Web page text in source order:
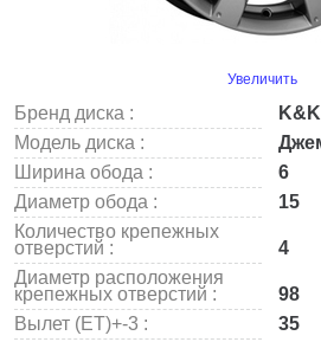
Увеличить
Бренд диска :
K&K
Модель диска :
Ширина обода :
6
Диаметр обода :
15
Количество крепежных
отверстий :
4
Диаметр расположения
крепежных отверстий :
98
Вылет (ET)+-3 :
35